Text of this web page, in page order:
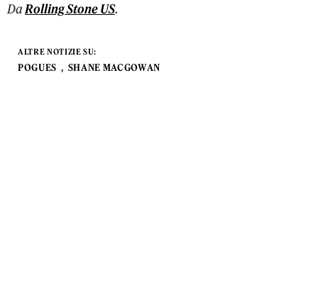
DaRolling Stone US.
ALTRE NOTIZIE SU:
POGUES SHANE MACGOWAN